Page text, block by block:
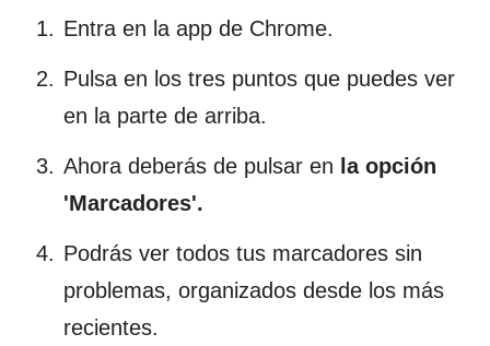
Entra en la app de Chrome.
Pulsa en los tres puntos que puedes ver
en la parte de arriba.
Ahora deberás de pulsar en la opción
'Marcadores'.
Podrás ver todos tus marcadores sin
problemas, organizados desde los más
recientes.